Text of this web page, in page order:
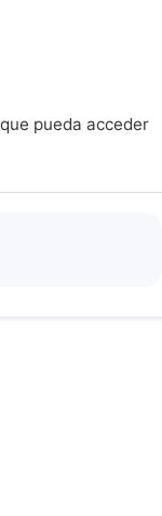
pueda acceder